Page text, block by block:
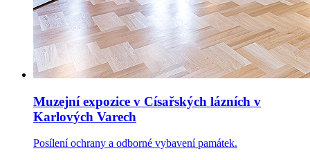
Muzejní expozice v Císařských lázních v
Karlových Varech
Posílení ochrany a odborné vybavení památek.